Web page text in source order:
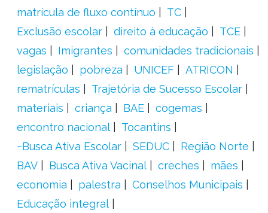
matrícula de fluxo contínuo
TC
Exclusão escolar
direito à educação
TCE
vagas
Imigrantes
comunidades tradicionais
legislação
pobreza UNICEF
ATRICON
rematrículas
Trajetória de Sucesso Escolar
materiais
criança BAE
cogemas
encontro nacional
Tocantins
~Busca Ativa Escolar
SEDUC
Região Norte
BAV
Busca Ativa Vacinal creches
mães
economia
palestra
Conselhos Municipais
Educação integral